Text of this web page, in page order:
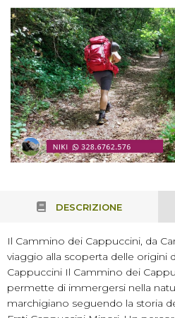
DESCRIZIONE
Il Cammino dei Cappuccini, da
viaggio alla scoperta delle origini
Cappuccini Il Cammino dei
permette di immergersi nella
marchigiano seguendo la storia